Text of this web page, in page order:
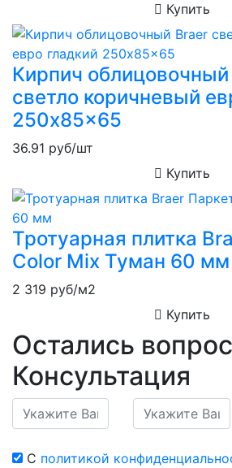
Купить
Кирпич
светло коричневый
250x85x65
36.91 руб/шт
Купить
Тротуарная плитка
Color Mix Туман 60 мм
2 319 руб/м2
Купить
Остались
Консультация
С политикой